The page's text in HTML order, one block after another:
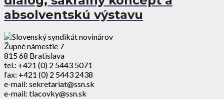
absolventskú výstavu
Župné námestie 7
815 68 Bratislava
tel.: +421 (0) 2 5443 5071
fax: +421 (0) 2 5443 2438
e-mail: sekretariat@ssn.sk
e-mail: tlacovky@ssn.sk